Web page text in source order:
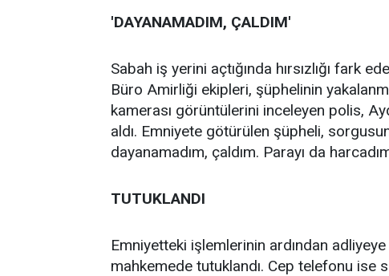
'DAYANAMADIM, ÇALDIM'
Sabah iş yerini açtığında hırsızlığı fark
Büro Amirliği ekipleri, şüphelinin
kamerası görüntülerini inceleyen polis,
aldı. Emniyete götürülen şüpheli,
dayanamadım, çaldım. Parayı da
TUTUKLANDI
Emniyetteki işlemlerinin ardından adliyeye
mahkemede tutuklandı. Cep telefonu ise